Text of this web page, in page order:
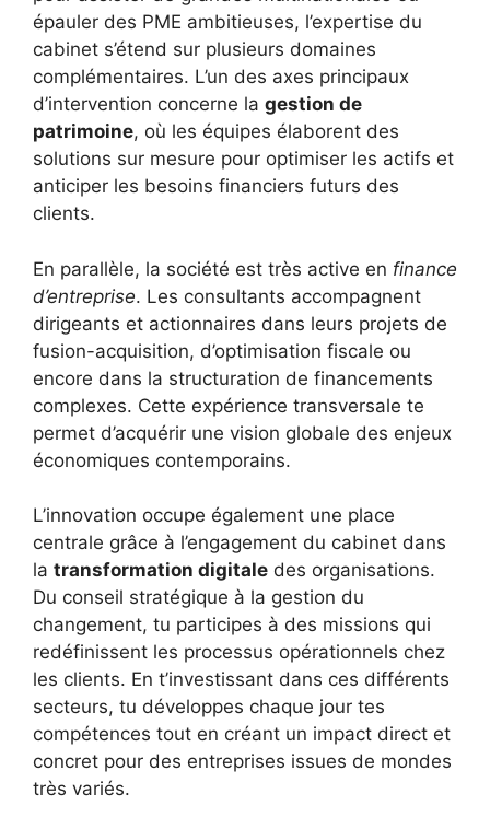
épauler des PME ambitieuses, l’expertise du
cabinet s’étend sur plusieurs domaines
complémentaires. L’un des axes principaux
d’intervention concerne la gestion de
patrimoine, où les équipes élaborent des
solutions sur mesure pour optimiser les actifs et
anticiper les besoins financiers futurs des
clients.
En parallèle, la société est très active en finance
d’entreprise. Les consultants accompagnent
dirigeants et actionnaires dans leurs projets de
fusion-acquisition, d’optimisation fiscale ou
encore dans la structuration de financements
complexes. Cette expérience transversale te
permet d’acquérir une vision globale des enjeux
économiques contemporains.
L’innovation occupe également une place
centrale grâce à l’engagement du cabinet dans
la transformation digitale des organisations.
Du conseil stratégique à la gestion du
changement, tu participes à des missions qui
redéfinissent les processus opérationnels chez
les clients. En t’investissant dans ces différents
secteurs, tu développes chaque jour tes
compétences tout en créant un impact direct et
concret pour des entreprises issues de mondes
très variés.